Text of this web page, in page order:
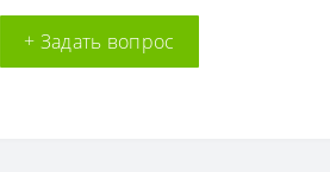
+ Задать вопрос